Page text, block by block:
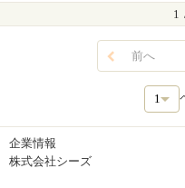
1
前へ
企業情報
株式会社シーズ